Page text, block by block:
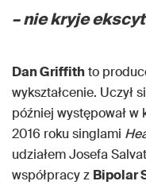
– nie kryje
Dan Griffithto
wykształcenie. Uczył
później występował w
2016 roku singlami
udziałem Josefa
współpracy z Bipolar